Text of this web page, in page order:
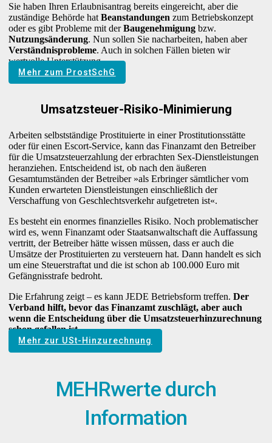
Sie haben Ihren Erlaubnisantrag bereits eingereicht, aber die
zuständige Behörde hatBeanstandungenzum Betriebskonzept
oder es gibt Probleme mit derBaugenehmigung bzw.
Nutzungsänderung. Nun sollen Sie nacharbeiten, haben aber
Verständnisprobleme. Auch in solchen Fällen bieten wir
wertvolle Unterstützung.
Mehr zum ProstSchG
Umsatzsteuer-Risiko-Minimierung
Arbeiten selbstständige Prostituierte in einer Prostitutionsstätte
oder für einen Escort-Service, kann das Finanzamt den Betreiber
für die Umsatzsteuerzahlung der erbrachten Sex-Dienstleistungen
heranziehen. Entscheidend ist, ob nach den äußeren
Gesamtumständen der Betreiber »als Erbringer sämtlicher vom
Kunden erwarteten Dienstleistungen einschließlich der
Verschaffung von Geschlechtsverkehr aufgetreten ist«.
Es besteht ein enormes finanzielles Risiko. Noch problematischer
wird es, wenn Finanzamt oder Staatsanwaltschaft die Auffassung
vertritt, der Betreiber hätte wissen müssen, dass er auch die
Umsätze der Prostituierten zu versteuern hat. Dann handelt es sich
um eine Steuerstraftat und die ist schon ab 100.000 Euro mit
Gefängnisstrafe bedroht.
Die Erfahrung zeigt – es kann JEDE Betriebsform treffen.Der
Verband hilft, bevor das Finanzamt zuschlägt, aber auch
wenn die Entscheidung über die Umsatzsteuerhinzurechnung
schon gefallen ist.
Mehr zur USt-Hinzurechnung
MEHRwerte durch
Information